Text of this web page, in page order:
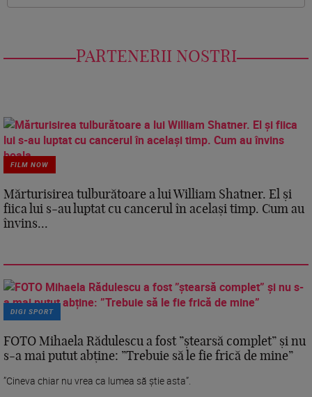
PARTENERII NOSTRI
FILM NOW
Mărturisirea tulburătoare a lui William Shatner. El și
fiica lui s-au luptat cu cancerul în același timp. Cum au
învins...
DIGI SPORT
FOTO Mihaela Rădulescu a fost ”ștearsă complet” și nu
s-a mai putut abține: ”Trebuie să le fie frică de mine”
”Cineva chiar nu vrea ca lumea să știe asta”.